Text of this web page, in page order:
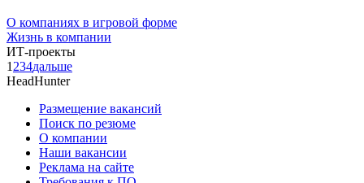
О компаниях в игровой форме
Жизнь в компании
ИТ-проекты
1 234дальше
HeadHunter
Размещение вакансий
Поиск по резюме
О компании
Наши вакансии
Реклама на сайте